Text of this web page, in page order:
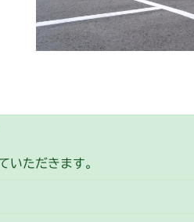
本体 FIG23 走行操作
本体 FIG22 走行操作レバー
いただきます。